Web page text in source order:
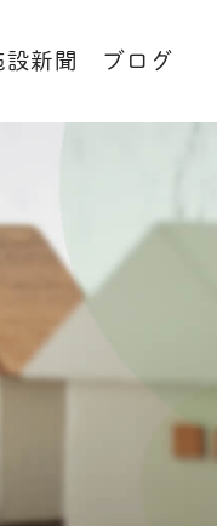
設新聞 ブログ